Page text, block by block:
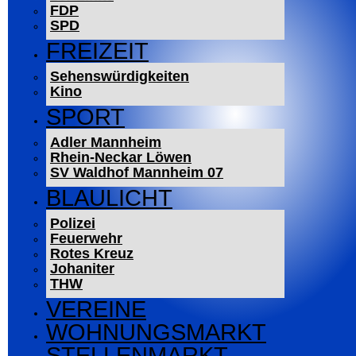
FDP
SPD
FREIZEIT
Sehenswürdigkeiten
Kino
SPORT
Adler Mannheim
Rhein-Neckar Löwen
SV Waldhof Mannheim 07
BLAULICHT
Polizei
Feuerwehr
Rotes Kreuz
Johaniter
THW
VEREINE
WOHNUNGSMARKT